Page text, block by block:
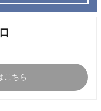
こちら